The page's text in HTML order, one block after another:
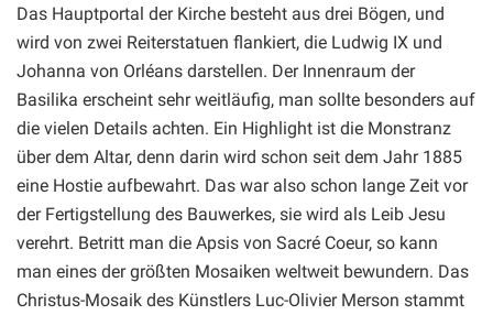
Das Hauptportal der Kirche besteht aus drei Bögen, und
wird von zwei Reiterstatuen flankiert, die Ludwig IX und
Johanna von Orléans darstellen. Der Innenraum der
Basilika erscheint sehr weitläufig, man sollte besonders auf
die vielen Details achten. Ein Highlight ist die Monstranz
über dem Altar, denn darin wird schon seit dem Jahr 1885
eine Hostie aufbewahrt. Das war also schon lange Zeit vor
der Fertigstellung des Bauwerkes, sie wird als Leib Jesu
verehrt. Betritt man die Apsis von Sacré Coeur, so kann
man eines der größten Mosaiken weltweit bewundern. Das
Christus-Mosaik des Künstlers Luc-Olivier Merson stammt